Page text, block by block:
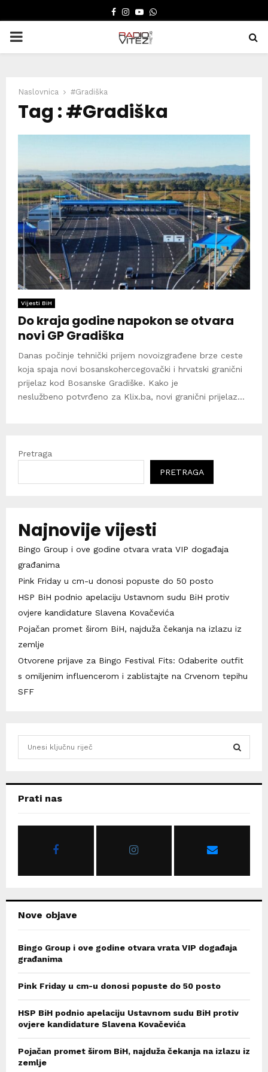
FACEBOOK
INSTAGRAM
YOUTUBE
WHATSAPP
PRIMARY
Naslovnica #Gradiška
Tag : #Gradiška
Vijesti BiH
Do kraja godine napokon se otvara
novi GP Gradiška
Danas počinje tehnički prijem novoizgrađene brze ceste
koja spaja novi bosanskohercegovački i hrvatski granični
prijelaz kod Bosanske Gradiške. Kako je
neslužbeno potvrđeno za Klix.ba, novi granični prijelaz...
Pretraga
PRETRAGA
Najnovije vijesti
Bingo Group i ove godine otvara vrata VIP događaja
građanima
Pink Friday u cm-u donosi popuste do 50 posto
HSP BiH podnio apelaciju Ustavnom sudu BiH protiv
ovjere kandidature Slavena Kovačevića
Pojačan promet širom BiH, najduža čekanja na izlazu iz
zemlje
Otvorene prijave za Bingo Festival Fits: Odaberite outfit
s omiljenim influencerom i zablistajte na Crvenom tepihu
SFF
hPrati nas
Nove objave
Bingo Group i ove godine otvara vrata VIP događaja
građanima
Pink Friday u cm-u donosi popuste do 50 posto
HSP BiH podnio apelaciju Ustavnom sudu BiH protiv
ovjere kandidature Slavena Kovačevića
Pojačan promet širom BiH, najduža čekanja na izlazu iz
zemlje